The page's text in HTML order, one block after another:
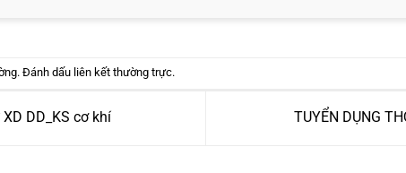
. Đánh dấu liên kết thường trực.
DD_KS cơ khí TUYỂN DỤNG